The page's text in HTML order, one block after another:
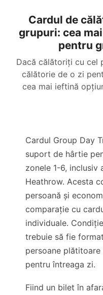
Cardul de
grupuri: cea
pentru
Dacă călătoriți cu cel
călătorie de o zi
cea mai ieftină
Cardul Group Day
suport de hârtie
zonele 1-6, inclusiv
Heathrow. Acesta
persoană și
comparație cu
individuale.
trebuie să fie
persoane
pentru întreaga zi.
Fiind un bilet în